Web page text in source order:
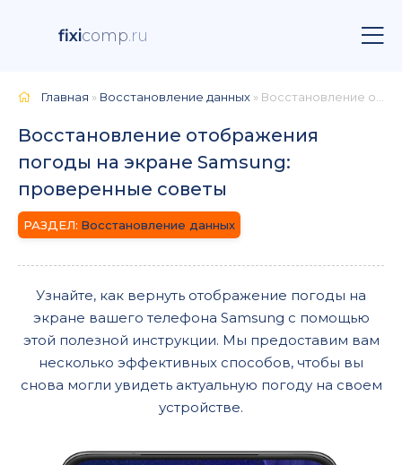
fixicomp.ru
Главная » Восстановление данных » Восстановление отображения погоды на экране Samsung: проверенные советы
Восстановление отображения
погоды на экране Samsung:
проверенные советы
Восстановление данных
Узнайте, как вернуть отображение погоды на
экране вашего телефона Samsung с помощью
этой полезной инструкции. Мы предоставим вам
несколько эффективных способов, чтобы вы
снова могли увидеть актуальную погоду на своем
устройстве.